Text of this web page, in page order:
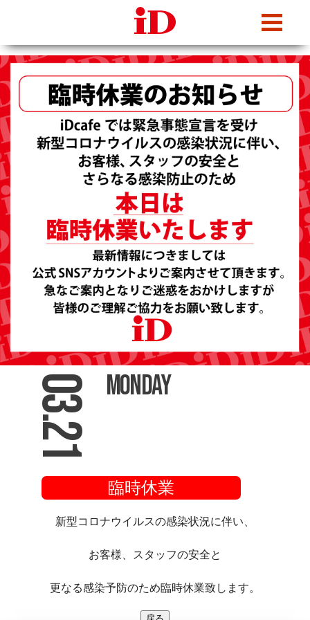
03.21 Monday
臨時休業
新型コロナウイルスの感染状況に伴い、
お客様、スタッフの安全と
更なる感染予防のため臨時休業致します。